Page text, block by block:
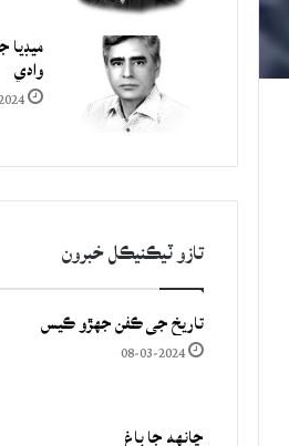
وادي
تازو ٽيڪنيڪل خبرون
تاريخ جي ڪفن جھڙو ڪيس
08-03-2024
چانهه جا باغ